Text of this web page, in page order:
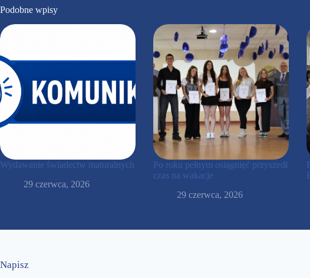
Podobne wpisy
Wydawanie świadectw maturalnych
29 czerwca, 2026
Po roku pełnym osiągnięć przyszedł
czas na wakacje
29 czerwca, 2026
Napisz